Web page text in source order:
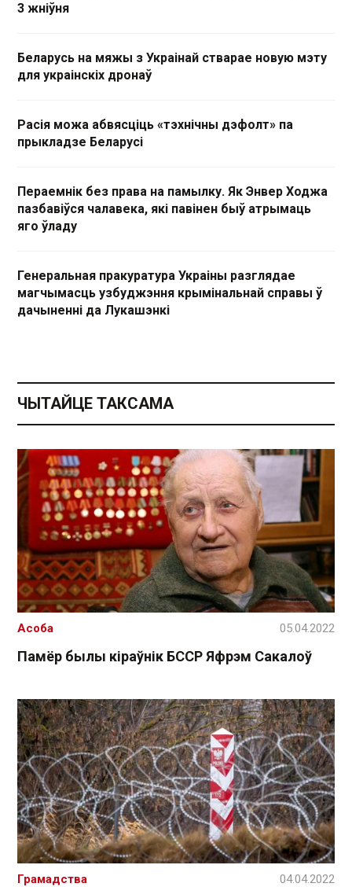
3 жніўня
Беларусь на мяжы з Украінай стварае новую мэту
для украінскіх дронаў
Расія можа абвясціць «тэхнічны дэфолт» па
прыкладзе Беларусі
Пераемнік без права на памылку. Як Энвер Ходжа
пазбавіўся чалавека, які павінен быў атрымаць
яго ўладу
Генеральная пракуратура Украіны разглядае
магчымасць узбуджэння крымінальнай справы ў
дачыненні да Лукашэнкі
ЧЫТАЙЦЕ ТАКСАМА
Памёр былы кіраўнік БССР Яфрэм Сакалоў
Асоба 05.04.2022
Грамадства 04.04.2022